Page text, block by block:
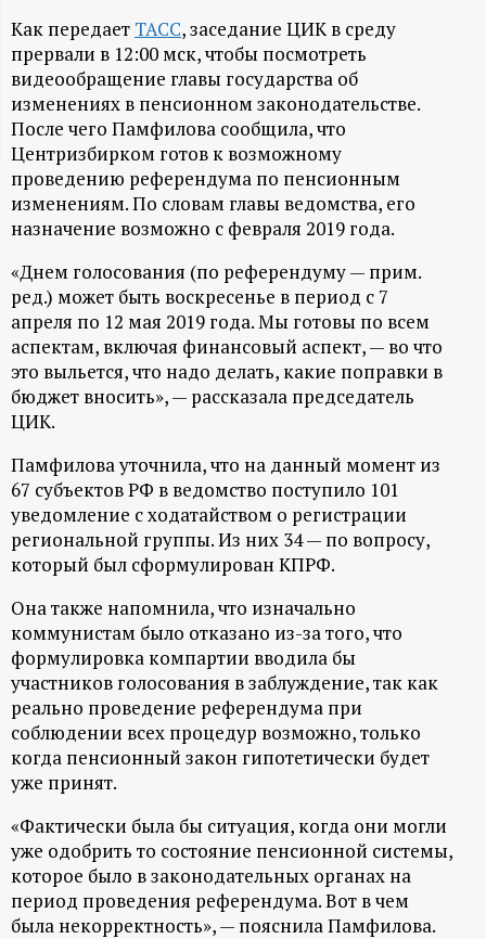
р
м
а
ц
и
о
н
н
й
п
о
р
т
а
л
Как передает ТАСС, заседание ЦИК в среду
прервали в 12:00 мск, чтобы посмотреть
видеообращение главы государства об
изменениях в пенсионном законодательстве.
После чего Памфилова сообщила, что
Центризбирком готов к возможному
проведению референдума по пенсионным
изменениям. По словам главы ведомства, его
назначение возможно с февраля 2019 года.
«Днем голосования (по референдуму — прим.
ред.) может быть воскресенье в период с 7
апреля по 12 мая 2019 года. Мы готовы по всем
аспектам, включая финансовый аспект, — во что
это выльется, что надо делать, какие поправки в
бюджет вносить», — рассказала председатель
ЦИК.
Памфилова уточнила, что на данный момент из
67 субъектов РФ в ведомство поступило 101
уведомление с ходатайством о регистрации
региональной группы. Из них 34 — по вопросу,
который был сформулирован КПРФ.
Она также напомнила, что изначально
коммунистам было отказано из-за того, что
формулировка компартии вводила бы
участников голосования в заблуждение, так как
реально проведение референдума при
соблюдении всех процедур возможно, только
когда пенсионный закон гипотетически будет
уже принят.
«Фактически была бы ситуация, когда они могли
уже одобрить то состояние пенсионной системы,
которое было в законодательных органах на
период проведения референдума. Вот в чем
была некорректность», — пояснила Памфилова.